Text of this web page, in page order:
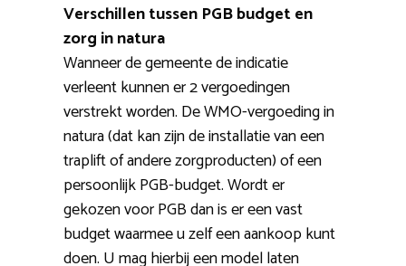
Verschillen tussen PGB budget en
zorg in natura
Wanneer de gemeente de indicatie
verleent kunnen er 2 vergoedingen
verstrekt worden. De WMO-vergoeding in
natura (dat kan zijn de installatie van een
traplift of andere zorgproducten) of een
persoonlijk PGB-budget. Wordt er
gekozen voor PGB dan is er een vast
budget waarmee u zelf een aankoop kunt
doen. U mag hierbij een model laten